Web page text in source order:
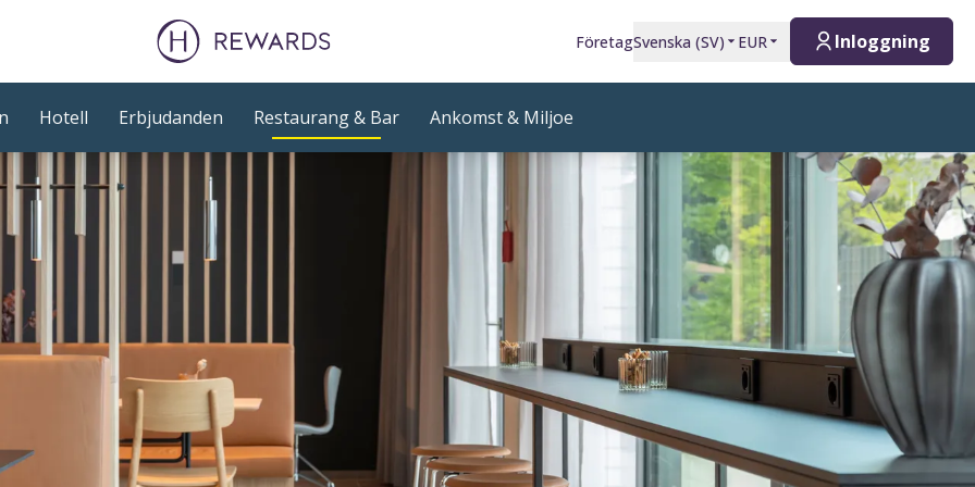
FöretagSvenska (SV) EUR Inloggning
Hotell Erbjudanden Restaurang & Bar Ankomst & Miljoe